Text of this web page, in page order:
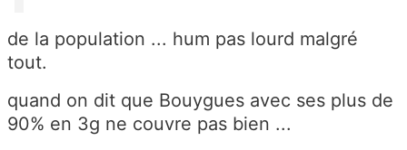
de la population ... hum pas lourd malgré
tout.
quand on dit que Bouygues avec ses plus de
90% en 3g ne couvre pas bien ...